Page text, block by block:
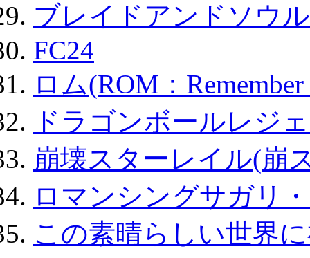
ブレイドアンドソウ
FC24
ロム(ROM：
ドラゴンボールレジ
崩壊スターレイル(崩
ロマンシングサガリ
この素晴らしい世界